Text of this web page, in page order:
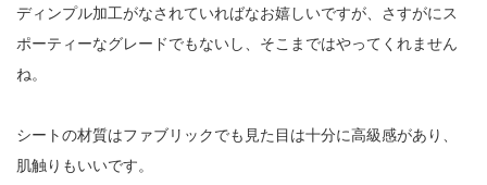
ディンプル加工がなされていればなお嬉しいですが、さすがにス
ポーティーなグレードでもないし、そこまではやってくれません
ね。
シートの材質はファブリックでも見た目は十分に高級感があり、
肌触りもいいです。